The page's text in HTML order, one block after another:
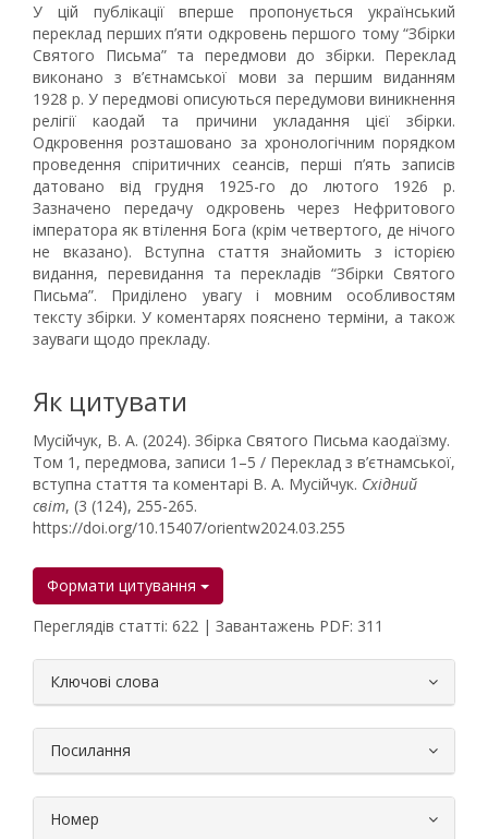
У цій публікації вперше пропонується український
переклад перших п’яти одкровень першого тому “Збірки
Святого Письма” та передмови до збірки. Переклад
виконано з в’єтнамської мови за першим виданням
1928 р. У передмові описуються передумови виникнення
релігії каодай та причини укладання цієї збірки.
Одкровення розташовано за хронологічним порядком
проведення спіритичних сеансів, перші п’ять записів
датовано від грудня 1925-го до лютого 1926 р.
Зазначено передачу одкровень через Нефритового
імператора як втілення Бога (крім четвертого, де нічого
не вказано). Вступна стаття знайомить з історією
видання, перевидання та перекладів “Збірки Святого
Письма”. Приділено увагу і мовним особливостям
тексту збірки. У коментарях пояснено терміни, а також
зауваги щодо прекладу.
Як цитувати
Мусійчук, В. А. (2024). Збірка Святого Письма каодаїзму.
Том 1, передмова, записи 1–5 / Переклад з в’єтнамської,
вступна стаття та коментарі В. А. Мусійчук. Східний
світ, (3 (124), 255-265.
https://doi.org/10.15407/orientw2024.03.255
Формати цитування
Переглядів статті: 622 | Завантажень PDF: 311
Ключові слова
Посилання
Номер